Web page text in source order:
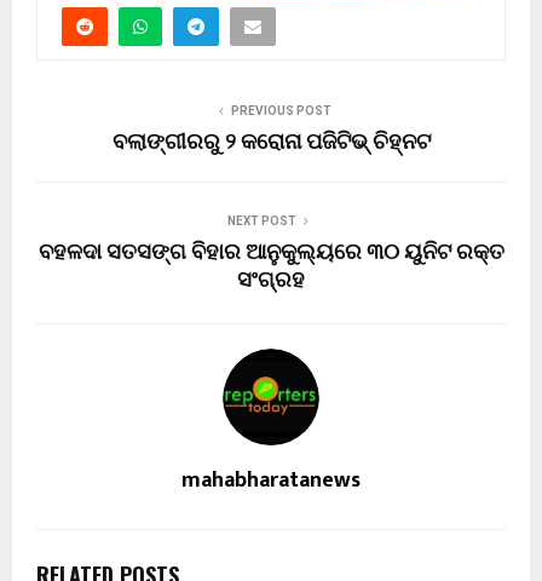
PREVIOUS POST
ବଲାଙ୍ଗୀରରୁ ୨ କରୋନା ପଜିଟିଭ୍ ଚିହ୍ନଟ
NEXT POST
ବହଳଦା ସତସଙ୍ଗ ବିହାର ଆନୁକୁଲ୍ୟରେ ୩୦ ୟୁନିଟ ରକ୍ତ
ସଂଗ୍ରହ
mahabharatanews
RELATED POSTS